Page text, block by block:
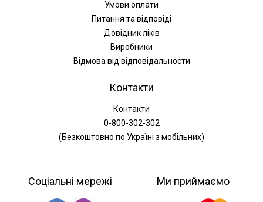
Умови оплати
Питання та відповіді
Довідник ліків
Виробники
Відмова від відповідальности
Контакти
Контакти
0-800-302-302
(Безкоштовно по Україні з мобільних)
Соціальні мережі Ми приймаємо